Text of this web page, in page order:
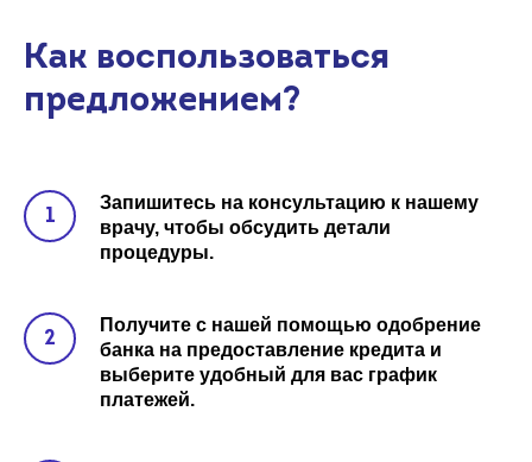
Как воспользоваться
предложением?
Запишитесь на консультацию к нашему
врачу, чтобы обсудить детали
процедуры.
Получите с нашей помощью одобрение
банка на предоставление кредита и
выберите удобный для вас график
платежей.